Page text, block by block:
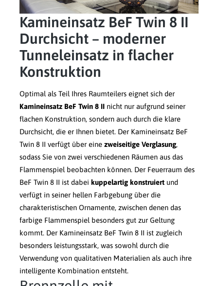
Kamineinsatz BeF Twin 8 II
Durchsicht – moderner
Tunneleinsatz in flacher
Konstruktion
Optimal als Teil Ihres Raumteilers eignet sich der
Kamineinsatz BeF Twin 8 II nicht nur aufgrund seiner
flachen Konstruktion, sondern auch durch die klare
Durchsicht, die er Ihnen bietet. Der Kamineinsatz BeF
Twin 8 II verfügt über eine zweiseitige Verglasung,
sodass Sie von zwei verschiedenen Räumen aus das
Flammenspiel beobachten können. Der Feuerraum des
BeF Twin 8 II ist dabei kuppelartig konstruiert und
verfügt in seiner hellen Farbgebung über die
charakteristischen Ornamente, zwischen denen das
farbige Flammenspiel besonders gut zur Geltung
kommt. Der Kamineinsatz BeF Twin 8 II ist zugleich
besonders leistungsstark, was sowohl durch die
Verwendung von qualitativen Materialien als auch ihre
intelligente Kombination entsteht.